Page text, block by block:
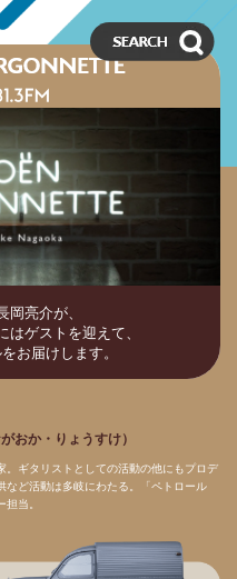
岡亮介が、
ゲストを迎えて、
お届けします。
おか・りょうすけ）
。ギタリストとしての活動の他にもプロデ
など活動は多岐にわたる。「ペトロール
担当。